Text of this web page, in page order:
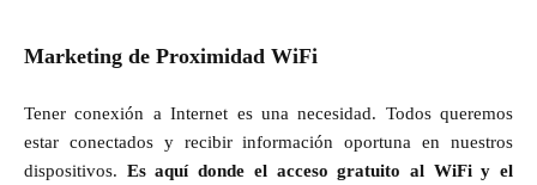
Marketing de Proximidad WiFi
Tener conexión a Internet es una necesidad. Todos queremos
estar conectados y recibir información oportuna en nuestros
dispositivos. Es aquí donde el acceso gratuito al WiFi y el